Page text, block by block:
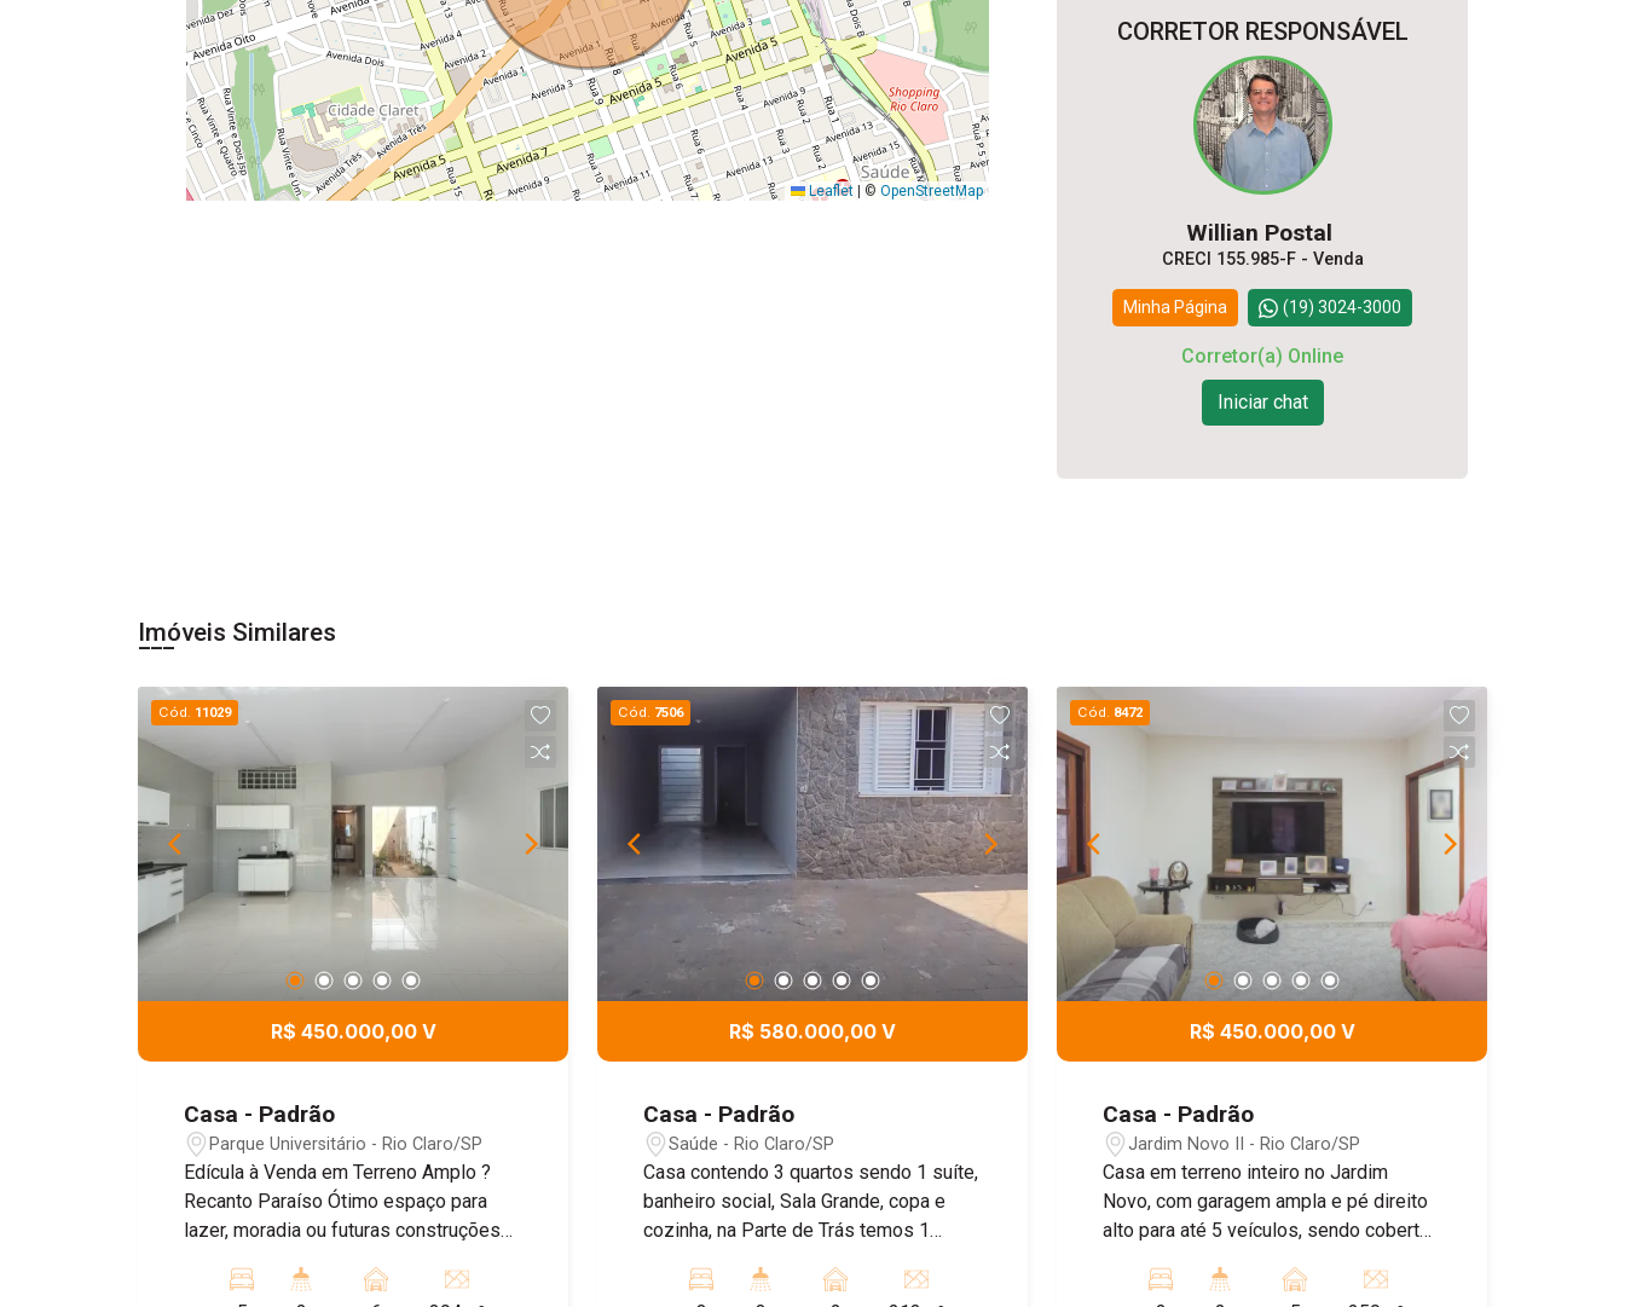
Leaflet © OpenStreetMap
CORRETOR RESPONSÁVEL
Willian Postal
CRECI 155.985-F - Venda
Minha Página (19) 3024-3000
Corretor(a) Online
Iniciar chat
Imóveis Similares
Cód. 11029
R$ 450.000,00 V
Casa - Padrão
Parque Universitário - Rio Claro/SP
Edícula à Venda em Terreno Amplo ?
Recanto Paraíso Ótimo espaço para
lazer, moradia ou futuras construções
oportunidade no bairro Recanto Paraíso,
Cód. 7506
R$ 580.000,00 V
Casa - Padrão
Saúde - Rio Claro/SP
Casa contendo 3 quartos sendo 1 suíte,
banheiro social, Sala Grande, copa e
cozinha, na Parte de Trás temos 1
quintal, casa toda reformada,
Cód. 8472
R$ 450.000,00 V
Casa - Padrão
Jardim Novo II - Rio Claro/SP
Casa em terreno inteiro no Jardim
Novo, com garagem ampla e pé direito
alto para até 5 veículos, sendo coberta
condicionado, enquanto os 02